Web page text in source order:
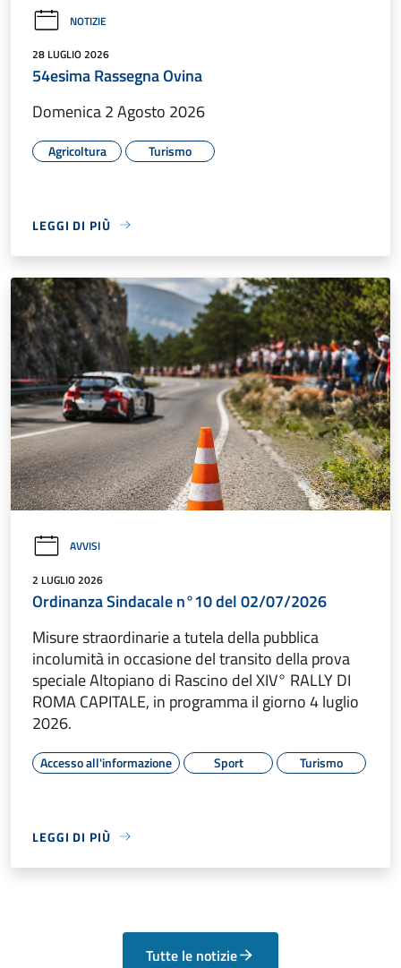
NOTIZIE
28 LUGLIO 2026
54esima Rassegna Ovina
Domenica 2 Agosto 2026
Agricoltura Turismo
LEGGI DI PIÙ
AVVISI
2 LUGLIO 2026
Ordinanza Sindacale n°10 del 02/07/2026
Misure straordinarie a tutela della pubblica
incolumità in occasione del transito della prova
speciale Altopiano di Rascino del XIV° RALLY DI
ROMA CAPITALE, in programma il giorno 4 luglio
2026.
Accesso all'informazione Sport Turismo
LEGGI DI PIÙ
Tutte le notizie